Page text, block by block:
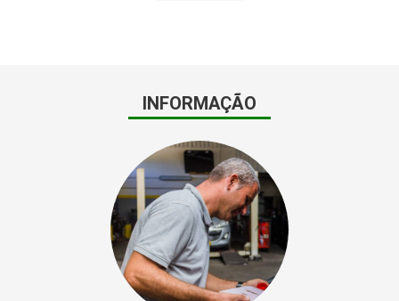
INFORMAÇÃO